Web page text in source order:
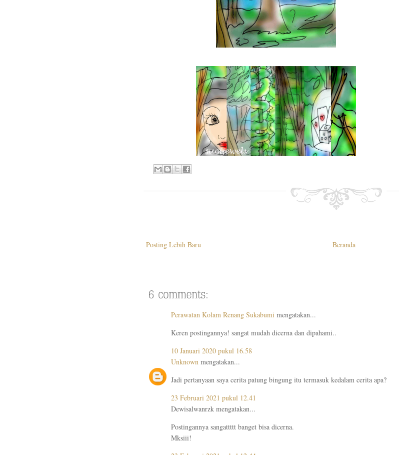
Posting Lebih Baru Beranda
Perawatan Kolam Renang Sukabumi mengatakan...
Keren postingannya! sangat mudah dicerna dan dipahami..
10 Januari 2020 pukul 16.58
Unknown mengatakan...
Jadi pertanyaan saya cerita patung bingung itu termasuk kedalam cerita apa?
23 Februari 2021 pukul 12.41
Dewisalwanrzk mengatakan...
Postingannya sangattttt banget bisa dicerna.
Mksiii!